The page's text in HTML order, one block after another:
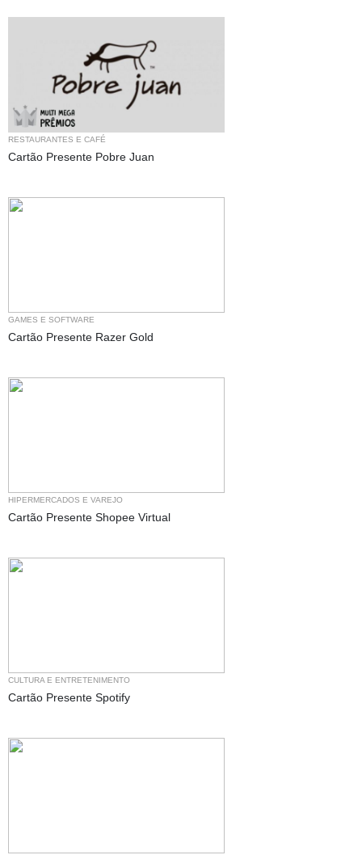
RESTAURANTES E CAFÉ
Cartão Presente Pobre Juan
GAMES E SOFTWARE
Cartão Presente Razer Gold
HIPERMERCADOS E VAREJO
Cartão Presente Shopee Virtual
CULTURA E ENTRETENIMENTO
Cartão Presente Spotify